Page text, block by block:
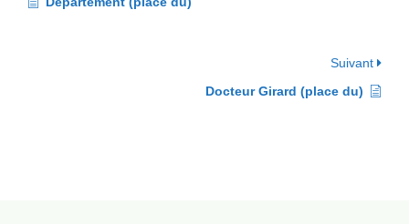
Suivant
Docteur Girard (place du)